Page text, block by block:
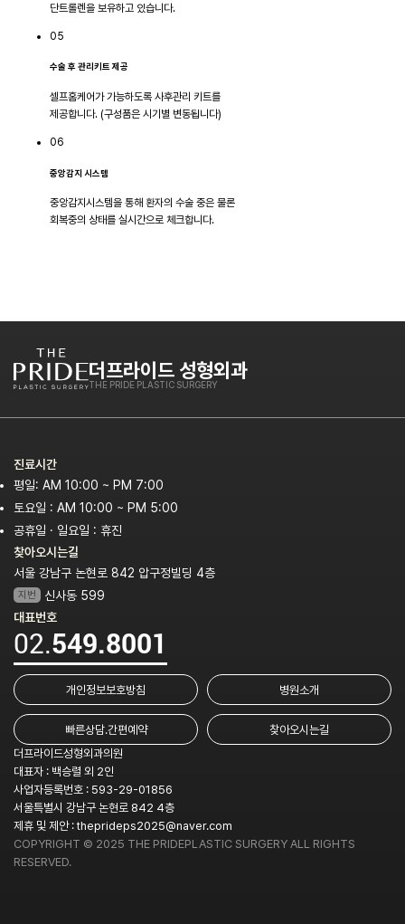
단트롤렌을 보유하고 있습니다.
05
수술 후 관리키트 제공
셀프홈케어가 가능하도록 사후관리 키트를
제공합니다. (구성품은 시기별 변동됩니다)
06
중앙감지 시스템
중앙감지시스템을 통해 환자의 수술 중은 물론
회복중의 상태를 실시간으로 체크합니다.
더프라이드 성형외과
THE PRIDE PLASTIC SURGERY
진료시간
평일: AM 10:00 ~ PM 7:00
토요일 : AM 10:00 ~ PM 5:00
공휴일 · 일요일 : 휴진
찾아오시는길
서울 강남구 논현로 842 압구정빌딩 4층
지번
신사동 599
대표번호
02.549.8001
개인정보보호방침 병원소개
빠른상담.간편예약
찾아오시는길
더프라이드성형외과의원
대표자 : 백승렬 외 2인
사업자등록번호 : 593-29-01856
서울특별시 강남구 논현로 842 4층
제휴 및 제안 :theprideps2025@naver.com
COPYRIGHT © 2025 THE PRIDEPLASTIC SURGERY ALL RIGHTS
RESERVED.